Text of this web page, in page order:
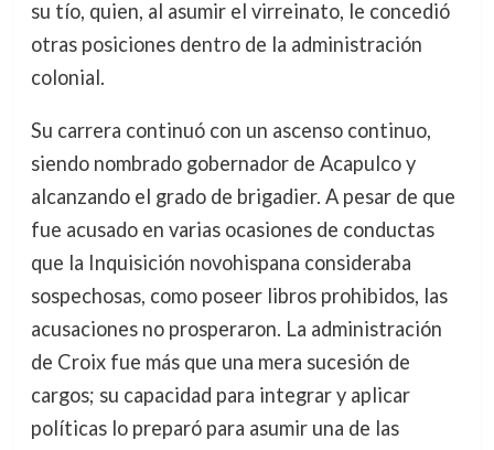
su tío, quien, al asumir el virreinato, le concedió
otras posiciones dentro de la administración
colonial.
Su carrera continuó con un ascenso continuo,
siendo nombrado gobernador de Acapulco y
alcanzando el grado de brigadier. A pesar de que
fue acusado en varias ocasiones de conductas
que la Inquisición novohispana consideraba
sospechosas, como poseer libros prohibidos, las
acusaciones no prosperaron. La administración
de Croix fue más que una mera sucesión de
cargos; su capacidad para integrar y aplicar
políticas lo preparó para asumir una de las